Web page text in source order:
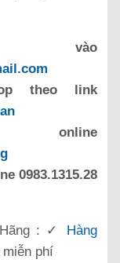
vào
theo link
0983.1315.28
: ✓ Hàng
phí